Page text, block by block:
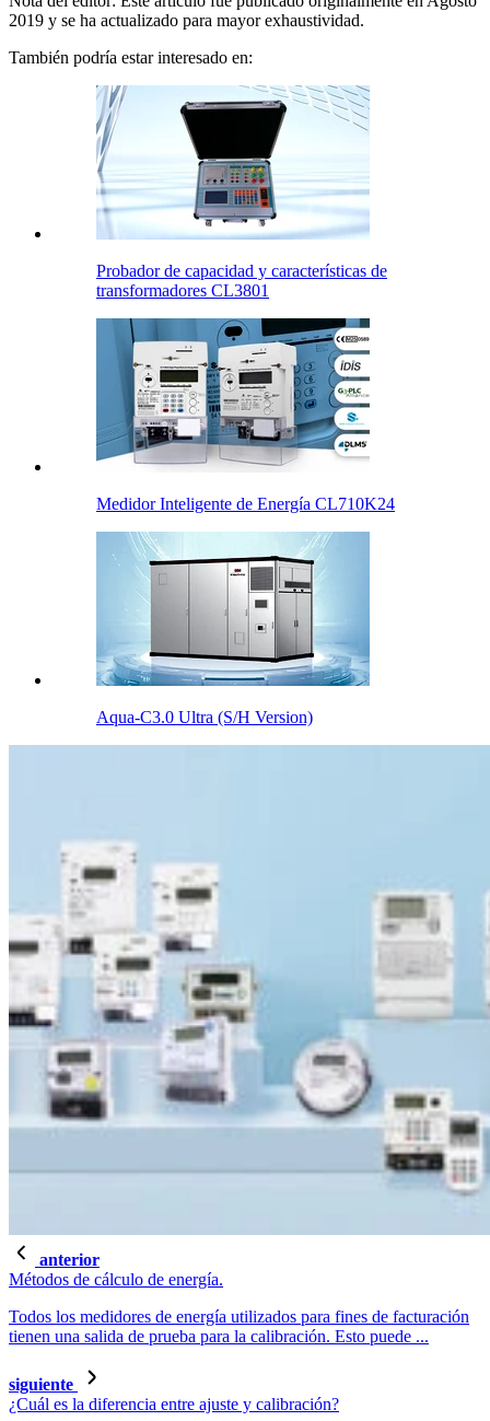
2019 y se ha actualizado para mayor exhaustividad.
También podría estar interesado en:
Probador de capacidad y características de
transformadores CL3801
Medidor Inteligente de Energía CL710K24
Aqua-C3.0 Ultra (S/H Version)
anterior
Métodos de cálculo de energía.
Todos los medidores de energía utilizados para fines de facturación
tienen una salida de prueba para la calibración. Esto puede ...
siguiente
¿Cuál es la diferencia entre ajuste y calibración?